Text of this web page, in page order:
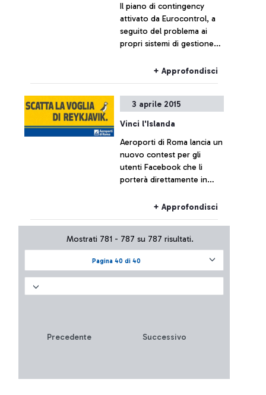
Il piano di contingency
attivato da Eurocontrol, a
seguito del problema ai
propri sistemi di gestione
momento non ha
comportato effetti sul
traffico di Fiumicino, che
resta sostanzialmente
regolare.
+ Approfondisci
3 aprile 2015
Vinci l'Islanda
Aeroporti di Roma lancia un
nuovo contest per gli
utenti Facebook che li
porterà direttamente in
vedrà attivarsi il nuovo
collegamento diretto della
Vueling da Roma Fiumicino
biglietti omaggio?
+ Approfondisci
Pagina 40 di 40
Mostrati 781 - 787 su 787 risultati.
Precedente Successivo